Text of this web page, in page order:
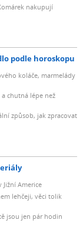
nakupují
podle horoskopu
koláče, marmelády
chutná lépe než
způsob, jak zpracovat
Americe
lehčeji, věci tolik
jsou jen pár hodin